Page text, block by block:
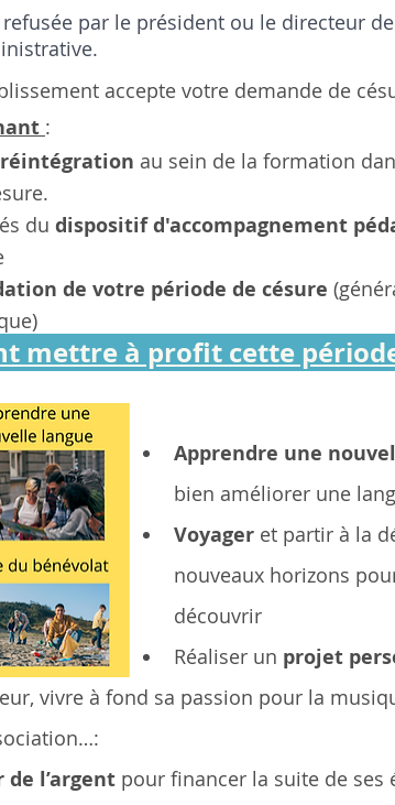
par le président ou le directeur
accepte votre demande de
:
réintégration au sein de la formation
du dispositif d'accompagnement
de votre période de césure
mettre à profit cette
Apprendre une
bien améliorer une
Voyager et partir à la
nouveaux horizons
découvrir
Réaliser un projet
vivre à fond sa passion pour la
l’argent pour financer la suite de ses